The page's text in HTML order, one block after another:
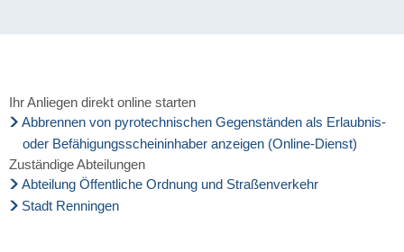
Ihr Anliegen direkt online starten
Abbrennen von pyrotechnischen Gegenständen als Erlaubnis-
oder Befähigungsscheininhaber anzeigen (Online-Dienst)
Zuständige Abteilungen
Abteilung Öffentliche Ordnung und Straßenverkehr
Stadt Renningen